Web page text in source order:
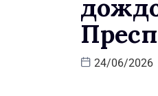
24/06/2026